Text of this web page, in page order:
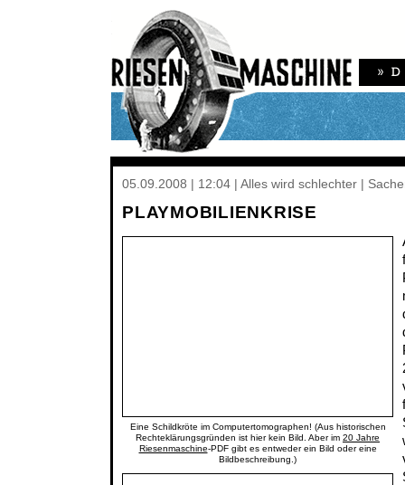
05.09.2008 | 12:04 | Alles wird schlechter |
PLAYMOBILIENKRISE
Eine Schildkröte im Computertomographen! (Aus historischen
Rechteklärungsgründen ist hier kein Bild. Aber im 20 Jahre
Riesenmaschine-PDF gibt es entweder ein Bild oder eine
Bildbeschreibung.)